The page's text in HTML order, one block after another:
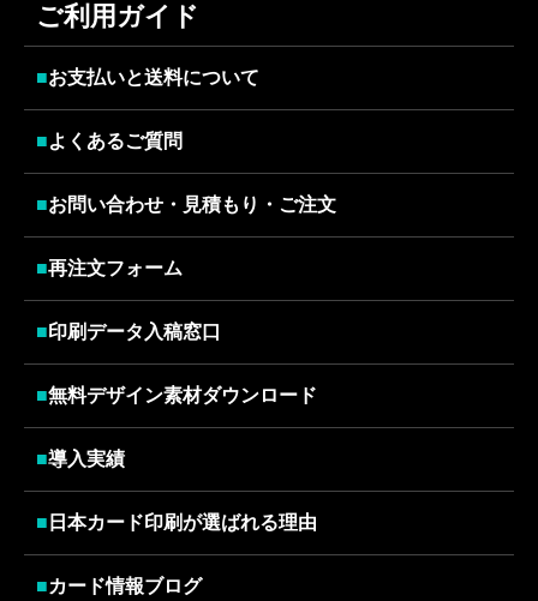
ご利用ガイド
■お支払いと送料について
■よくあるご質問
■お問い合わせ・見積もり・ご注文
■再注文フォーム
■印刷データ入稿窓口
■無料デザイン素材ダウンロード
■導入実績
■ 日本カード印刷が選ばれる理由
■カード情報ブログ